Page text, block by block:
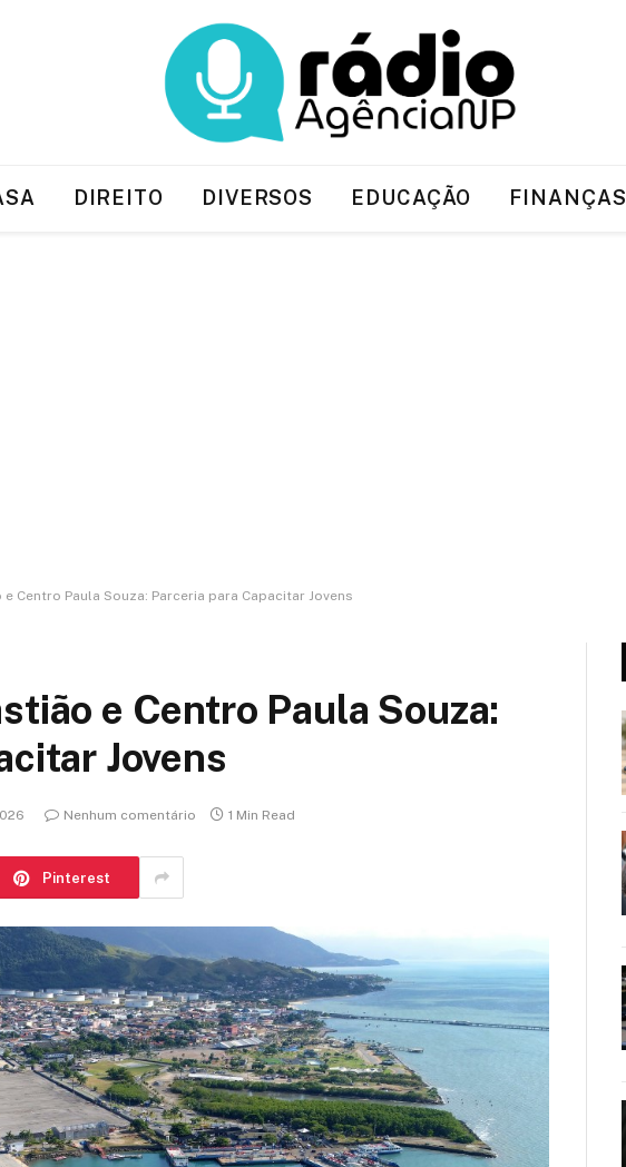
DIREITO DIVERSOS EDUCAÇÃO FINANÇAS
Centro Paula Souza: Parceria para Capacitar Jovens
e Centro Paula Souza:
Jovens
Nenhum comentário 1 Min Read
Pinterest